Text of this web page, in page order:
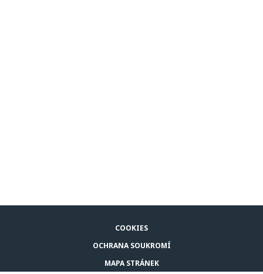
COOKIES
OCHRANA SOUKROMÍ
MAPA STRÁNEK